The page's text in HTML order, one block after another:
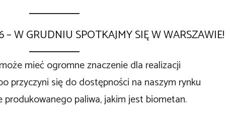
W GRUDNIU SPOTKAJMY SIĘ W WARSZAWIE!
mieć ogromne znaczenie dla realizacji
przyczyni się do dostępności na naszym rynku
paliwa, jakim jest biometan.